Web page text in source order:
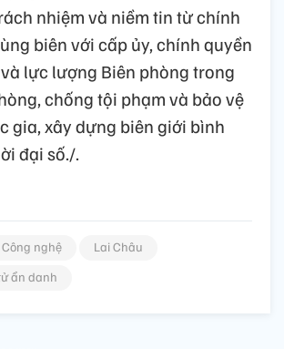
nhiệm và niềm tin từ chính
biên với cấp ủy, chính quyền
lực lượng Biên phòng trong
chống tội phạm và bảo vệ
gia, xây dựng biên giới bình
đại số./.
Công nghệ
Lai Châu
ẩn danh